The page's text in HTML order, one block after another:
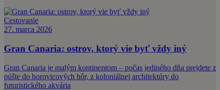
Cestovanie
27. marca 2026
Gran Canaria: ostrov, ktorý vie byť vždy iný
Gran Canaria je malým kontinentom – počas jediného dňa prejdete z
púšte do borovicových hôr, z koloniálnej architektúry do
futuristického akvária